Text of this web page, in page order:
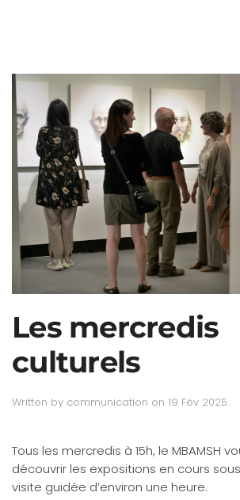
Les mercredis
culturels
Written by communication on 19 Fév 2025.
Tous les mercredis à 15h, le MBAMSH
découvrir les expositions en cours
visite guidée d’environ une heure.